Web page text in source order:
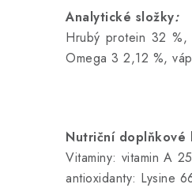
Analytické složky:
Hrubý protein 32
Omega 3 2,12 %,
Nutriční doplňkové
Vitaminy: vitamin A
antioxidanty: Lysine